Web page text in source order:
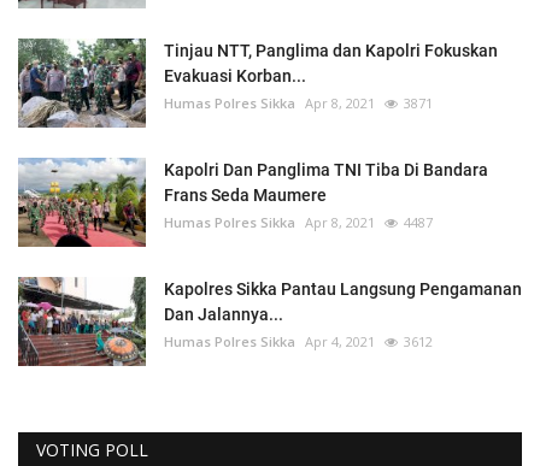
Tinjau NTT, Panglima dan Kapolri Fokuskan
Evakuasi Korban...
Humas Polres Sikka Apr 8, 2021 3871
Kapolri Dan Panglima TNI Tiba Di Bandara
Frans Seda Maumere
Humas Polres Sikka Apr 8, 2021 4487
Kapolres Sikka Pantau Langsung Pengamanan
Dan Jalannya...
Humas Polres Sikka Apr 4, 2021 3612
VOTING POLL